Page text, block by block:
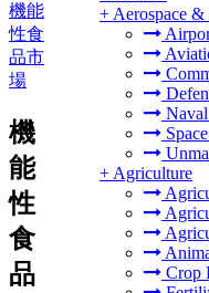
+ Aerospace &
+ Agriculture
Crop
機能
性食
品市
場
機
能
性
食
品